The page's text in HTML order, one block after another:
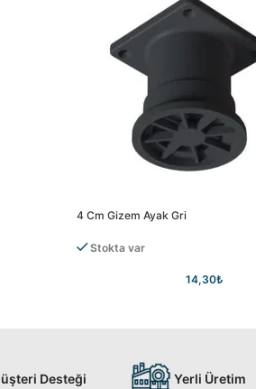
4 Cm Gizem Ayak Gri
Stokta var
14,30₺
Desteği Yerli Üretim